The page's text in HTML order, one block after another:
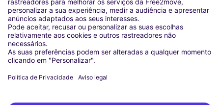
Rome
Turin
Vienna
Berlin
Cologne
Dusseldorf
Frankfurt
Munich